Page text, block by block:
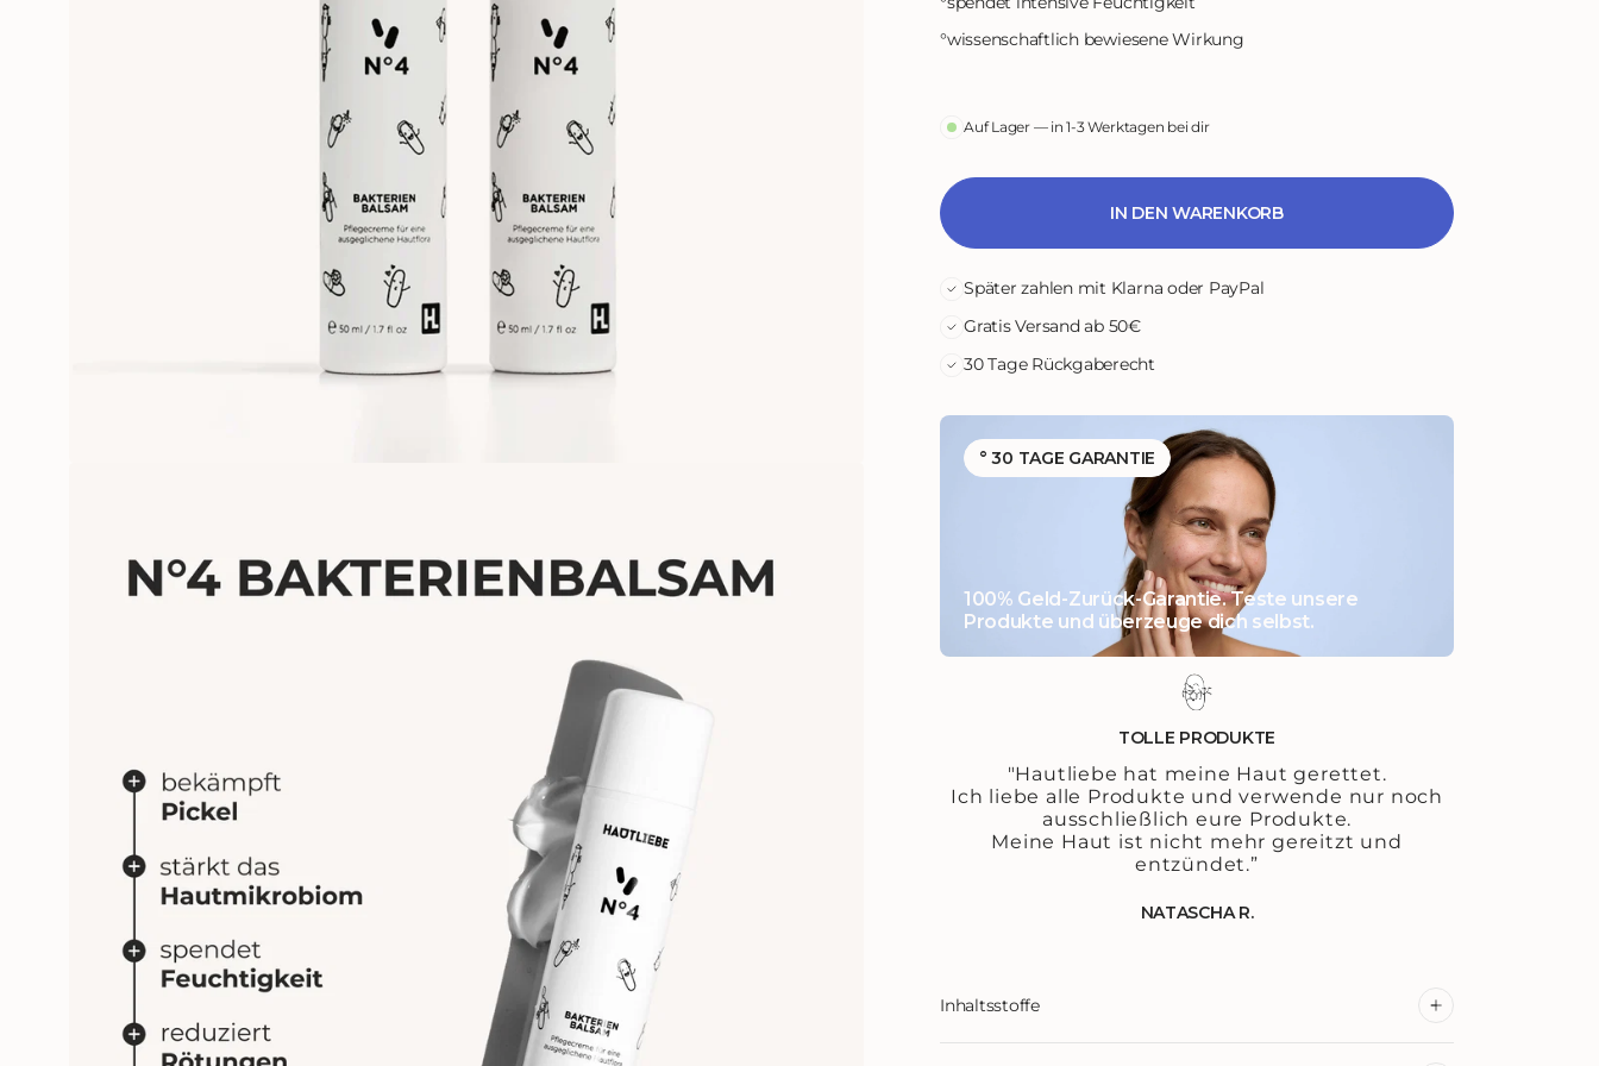
Öffne das Medium 0 im Modalmodus
Öffne das Medium 1 im Modalmodus
°wissenschaftlich bewiesene Wirkung
Auf Lager — in 1-3 Werktagen bei dir
IN DEN WARENKORB
Später zahlen mit Klarna oder PayPal
Gratis Versand ab 50€
30 Tage Rückgaberecht
TOLLE PRODUKTE
"Hautliebe hat meine Haut gerettet.
Ich liebe alle Produkte und verwende nur noch
ausschließlich eure Produkte.
Meine Haut ist nicht mehr gereitzt und
entzündet.”
NATASCHA R.
° 30 TAGE GARANTIE
100% Geld-Zurück-Garantie. Teste unsere
Produkte und überzeuge dich selbst.
Inhaltsstoffe